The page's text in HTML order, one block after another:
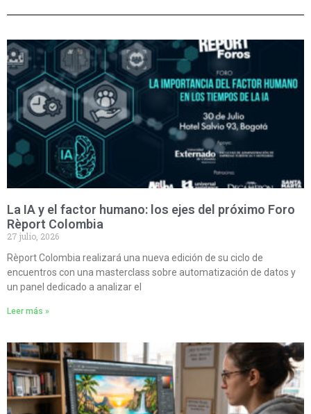
La IA y el factor humano: los ejes del próximo Foro
Rèport Colombia
27 julio, 2026
Rèport Colombia realizará una nueva edición de su ciclo de
encuentros con una masterclass sobre automatización de datos y
un panel dedicado a analizar el
Leer más »